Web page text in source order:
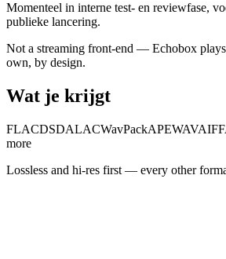
Momenteel in interne test- en reviewfase,
publieke lancering.
Not a streaming front-end — Echobox
own, by design.
Wat je krijgt
FLACDSDALACWavPackAPEWAVAIFF
more
Lossless and hi-res first — every other